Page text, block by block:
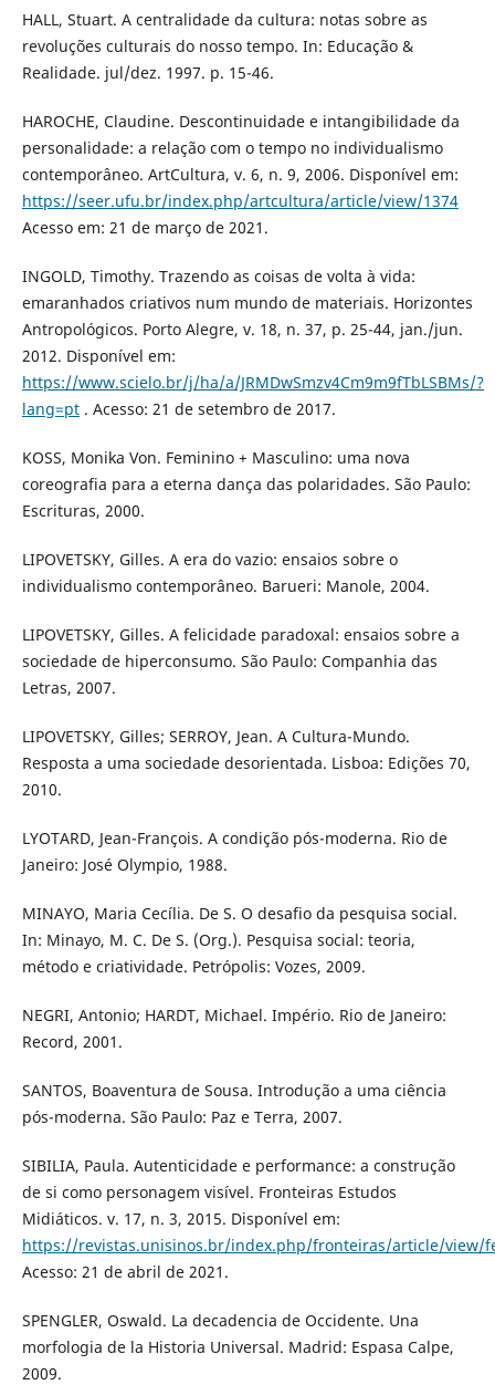
HALL, Stuart. A centralidade da cultura: notas sobre as
revoluções culturais do nosso tempo. In: Educação &
Realidade. jul/dez. 1997. p. 15-46.
HAROCHE, Claudine. Descontinuidade e intangibilidade da
personalidade: a relação com o tempo no individualismo
contemporâneo. ArtCultura, v. 6, n. 9, 2006. Disponível em:
https://seer.ufu.br/index.php/artcultura/article/view/1374
Acesso em: 21 de março de 2021.
INGOLD, Timothy. Trazendo as coisas de volta à vida:
emaranhados criativos num mundo de materiais. Horizontes
Antropológicos. Porto Alegre, v. 18, n. 37, p. 25-44, jan./jun.
2012. Disponível em:
https://www.scielo.br/j/ha/a/JRMDwSmzv4Cm9m9fTbLSBMs/?
lang=pt. Acesso: 21 de setembro de 2017.
KOSS, Monika Von. Feminino + Masculino: uma nova
coreografia para a eterna dança das polaridades. São Paulo:
Escrituras, 2000.
LIPOVETSKY, Gilles. A era do vazio: ensaios sobre o
individualismo contemporâneo. Barueri: Manole, 2004.
LIPOVETSKY, Gilles. A felicidade paradoxal: ensaios sobre a
sociedade de hiperconsumo. São Paulo: Companhia das
Letras, 2007.
LIPOVETSKY, Gilles; SERROY, Jean. A Cultura-Mundo.
Resposta a uma sociedade desorientada. Lisboa: Edições 70,
2010.
LYOTARD, Jean-François. A condição pós-moderna. Rio de
Janeiro: José Olympio, 1988.
MINAYO, Maria Cecília. De S. O desafio da pesquisa social.
In: Minayo, M. C. De S. (Org.). Pesquisa social: teoria,
método e criatividade. Petrópolis: Vozes, 2009.
NEGRI, Antonio; HARDT, Michael. Império. Rio de Janeiro:
Record, 2001.
SANTOS, Boaventura de Sousa. Introdução a uma ciência
pós-moderna. São Paulo: Paz e Terra, 2007.
SIBILIA, Paula. Autenticidade e performance: a construção
de si como personagem visível. Fronteiras Estudos
Midiáticos. v. 17, n. 3, 2015. Disponível em:
https://revistas.unisinos.br/index.php/fronteiras/article/view/
Acesso: 21 de abril de 2021.
SPENGLER, Oswald. La decadencia de Occidente. Una
morfologia de la Historia Universal. Madrid: Espasa Calpe,
2009.